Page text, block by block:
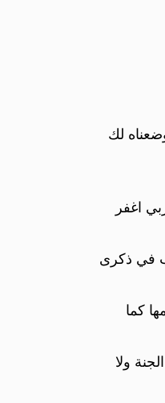
لك
اغفر
في ذكرى
كما
ولا